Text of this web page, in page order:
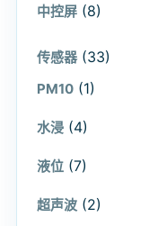
中控屏 (8)
传感器 (33)
PM10 (1)
水浸 (4)
液位 (7)
超声波 (2)